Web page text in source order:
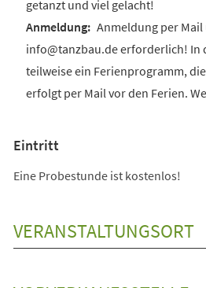
getanzt und viel gelacht!
Anmeldung per
info@tanzbau.de erforderlich! In
teilweise ein Ferienprogramm,
erfolgt per Mail vor den Ferien.
Eintritt
Eine Probestunde ist kostenlos!
VERANSTALTUNGSORT